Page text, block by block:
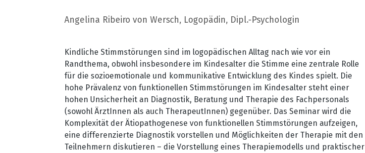
Angelina Ribeiro von Wersch, Logopädin, Dipl.-Psychologin
Kindliche Stimmstörungen sind im logopädischen Alltag nach wie vor ein
Randthema, obwohl insbesondere im Kindesalter die Stimme eine zentrale Rolle
für die sozioemotionale und kommunikative Entwicklung des Kindes spielt. Die
hohe Prävalenz von funktionellen Stimmstörungen im Kindesalter steht einer
hohen Unsicherheit an Diagnostik, Beratung und Therapie des Fachpersonals
(sowohl ÄrztInnen als auch TherapeutInnen) gegenüber. Das Seminar wird die
Komplexität der Ätiopathogenese von funktionellen Stimmstörungen aufzeigen,
eine differenzierte Diagnostik vorstellen und Möglichkeiten der Therapie mit den
Teilnehmern diskutieren – die Vorstellung eines Therapiemodells und praktischer